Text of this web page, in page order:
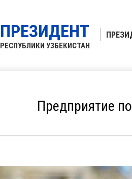
ПРЕЗИДЕНТ
РЕСПУБЛИКИ УЗБЕКИСТАН
Предприятие